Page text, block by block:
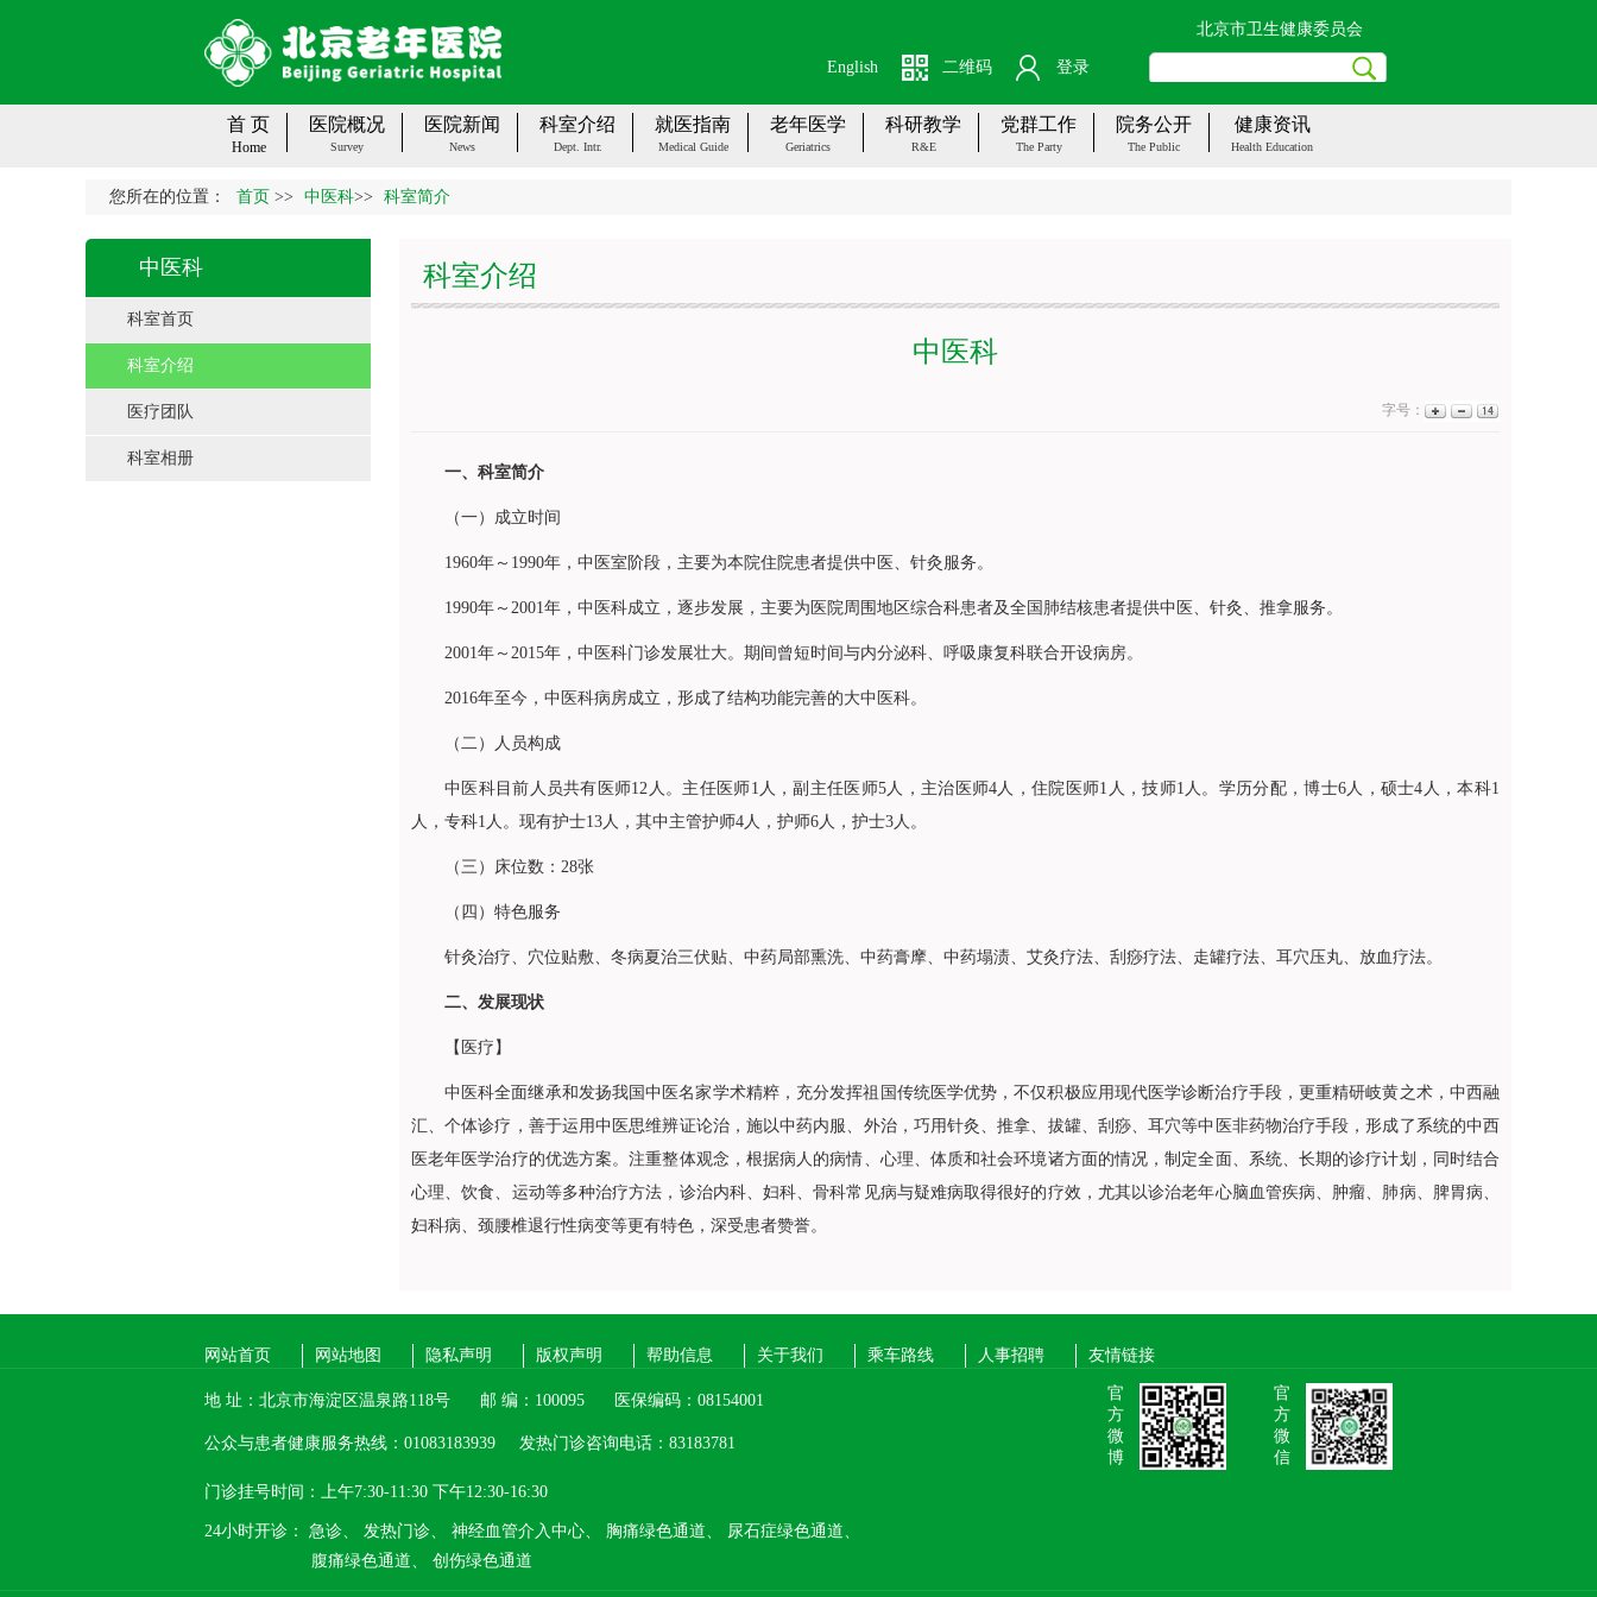
北京市卫生健康委员会
二维码 登录
English
首 页
Home
医院概况
Survey
医院新闻
News
科室介绍
Dept. Intr.
就医指南
Medical Guide
老年医学
Geriatrics
科研教学
R&E
党群工作
The Party
院务公开
The Public
健康资讯
Health Education
您所在的位置： 首页 >> 中医科>> 科室简介
中医科
科室首页
科室介绍
医疗团队
科室相册
科室介绍
中医科
字号：
一、科室简介
（一）成立时间
1960年～1990年，中医室阶段，主要为本院住院患者提供中医、针灸服务。
1990年～2001年， 中医科成立，逐步发展，主要为医院周围地区综合科患者及全国肺结核患者提供中医、针灸、推拿服务。
2001年～2015年， 中医科门诊发展壮大。期间曾短时间与内分泌科、呼吸康复科联合开设病房。
2016年至今， 中医科病房成立，形成了结构功能完善的大中医科。
（二）人员构成
中医科目前人员共有医师12人。主任医师1人，副主任医师5人，主治医师4人，住院医师1人，技师1人。学历分配，博士6人，硕士4人，本科1
人，专科1人。现有护士13人，其中主管护师4人，护师6人，护士3人。
（三）床位数：28张
（四）特色服务
针灸治疗、穴位贴敷、冬病夏治三伏贴、中药局部熏洗、中药膏摩、中药塌渍、艾灸疗法、刮痧疗法、走罐疗法、耳穴压丸、放血疗法。
二、发展现状
【医疗】
中医科全面继承和发扬我国中医名家学术精粹，充分发挥祖国传统医学优势，不仅积极应用现代医学诊断治疗手段，更重精研岐黄之术，中西融
汇、个体诊疗，善于运用中医思维辨证论治，施以中药内服、外治，巧用针灸、推拿、拔罐、刮痧、耳穴等中医非药物治疗手段，形成了系统的中西
医老年医学治疗的优选方案。注重整体观念，根据病人的病情、心理、体质和社会环境诸方面的情况，制定全面、系统、长期的诊疗计划，同时结合
心理、饮食、运动等多种治疗方法，诊治内科、 妇科、骨科常见病与疑难病取得很好的疗效，尤其以诊治老年心脑血管疾病、肿瘤、肺病、脾胃病、
妇科病、颈腰椎退行性病变等更有特色，深受患者赞誉。
网站首页 网站地图 隐私声明 版权声明 帮助信息 关于我们 乘车路线 人事招聘 友情链接
地 址：北京市海淀区温泉路118号 邮 编：100095 医保编码：08154001
公众与患者健康服务热线：01083183939 发热门诊咨询电话：83183781
门诊挂号时间：上午7:30-11:30 下午12:30-16:30
24小时开诊： 急诊、 发热门诊、 神经血管介入中心、 胸痛绿色通道、
尿石症绿色通道、
腹痛绿色通道、
创伤绿色通道
官
方
微
博
官
方
微
信